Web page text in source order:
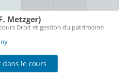
Metzger)
Droit et gestion du patrimoine
le cours